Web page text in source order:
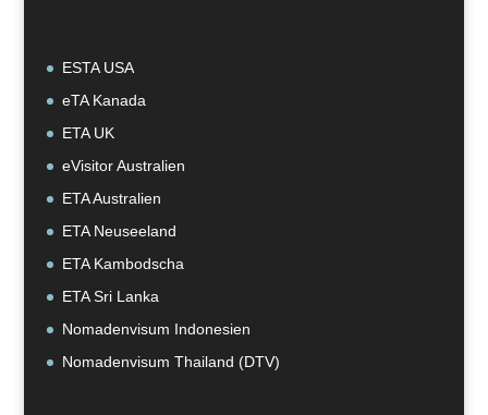
ESTA USA
eTA Kanada
ETA UK
eVisitor Australien
ETA Australien
ETA Neuseeland
ETA Kambodscha
ETA Sri Lanka
Nomadenvisum Indonesien
Nomadenvisum Thailand (DTV)